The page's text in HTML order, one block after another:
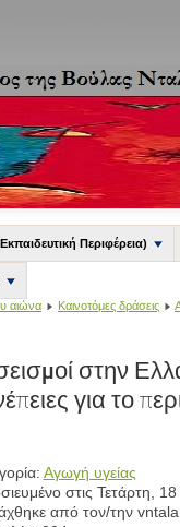
Περιφέρεια)
αιώνα Καινοτόμες δράσεις
στην
για το
Αγωγή υγείας
στις Τετάρτη,
από τον/την vntala